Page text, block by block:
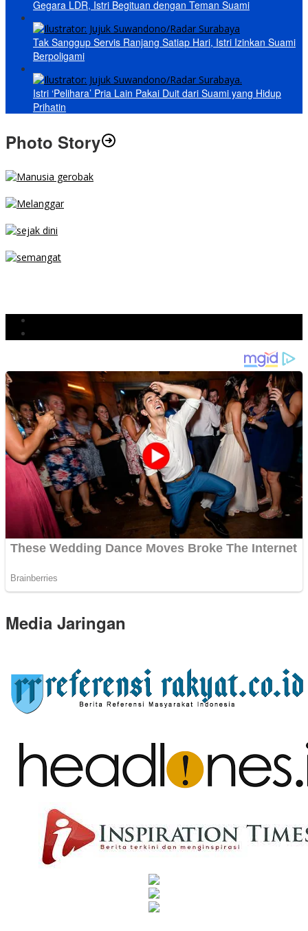
Gegara LDR, Istri Begituan dengan Teman Suami
Tak Sanggup Servis Ranjang Satiap Hari, Istri Izinkan Suami
Berpoligami
Istri ‘Pelihara’ Pria Lain Pakai Duit dari Suami yang Hidup
Prihatin
Photo Story
Media Jaringan